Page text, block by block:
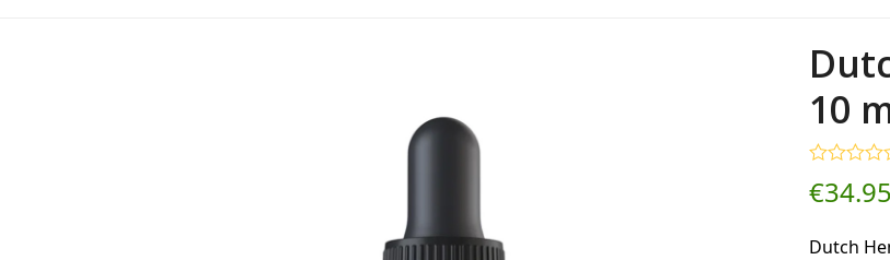
10
0
€34.95
Dutch